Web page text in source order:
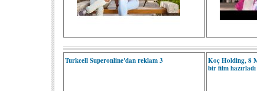
Turkcell Superonline'dan reklam 3
Koç Holding, 8
bir film hazırladı